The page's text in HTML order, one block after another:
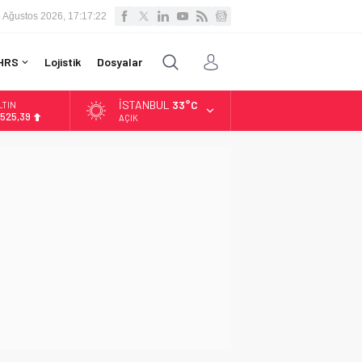
Ağustos 2026, 17:17:23
Lojistik Dosyalar
İSTANBUL 33°C
AÇIK